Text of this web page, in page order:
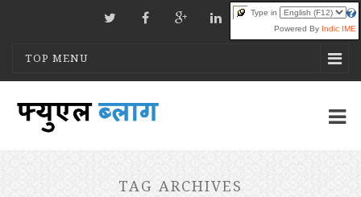
TOP MENU
TAG ARCHIVES
Type in
Powered By Indic IME